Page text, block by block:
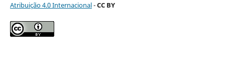
Atribuição 4.0 Internacional-CC BY